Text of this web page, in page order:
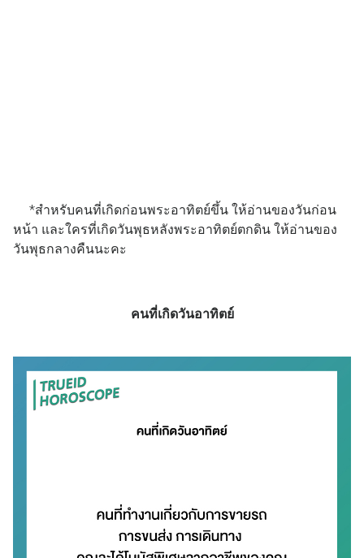
*สำหรับคนที่เกิดก่อนพระอาทิตย์ขึ้น ให้อ่านของวันก่อน
หน้า และใครที่เกิดวันพุธหลังพระอาทิตย์ตกดิน ให้อ่านของ
วันพุธกลางคืนนะคะ
คนที่เกิดวันอาทิตย์